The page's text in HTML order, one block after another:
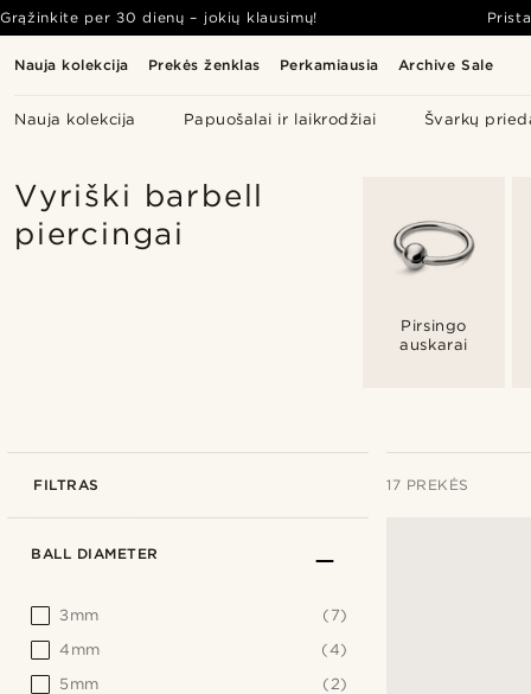
Nauja kolekcija Prekės ženklas Perkamiausia Archive Sale
Nauja kolekcija Papuošalai ir laikrodžiai Švarkų
Grąžinkite per 30 dienų – jokių klausimų!
Vyriški barbell
piercingai
Pirsingo
auskarai
FILTRAS 17 PREKĖS
BALL DIAMETER
3mm
(7)
4mm
(4)
5mm
(2)